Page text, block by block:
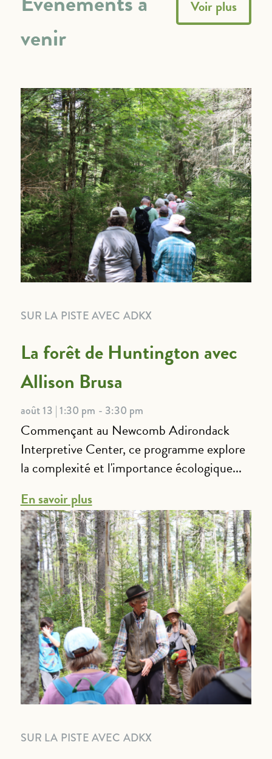
SUR LA PISTE AVEC ADKX
La forêt de Huntington avec
Allison Brusa
août 13 | 1:30 pm - 3:30 pm
Commençant au Newcomb Adirondack
Interpretive Center, ce programme explore
la complexité et l'importance écologique...
En savoir plus
SUR LA PISTE AVEC ADKX
venir
Voir plus